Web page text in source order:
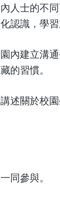
人士的不
認識，學習
內建立溝
的習慣。
述關於校
同參與。